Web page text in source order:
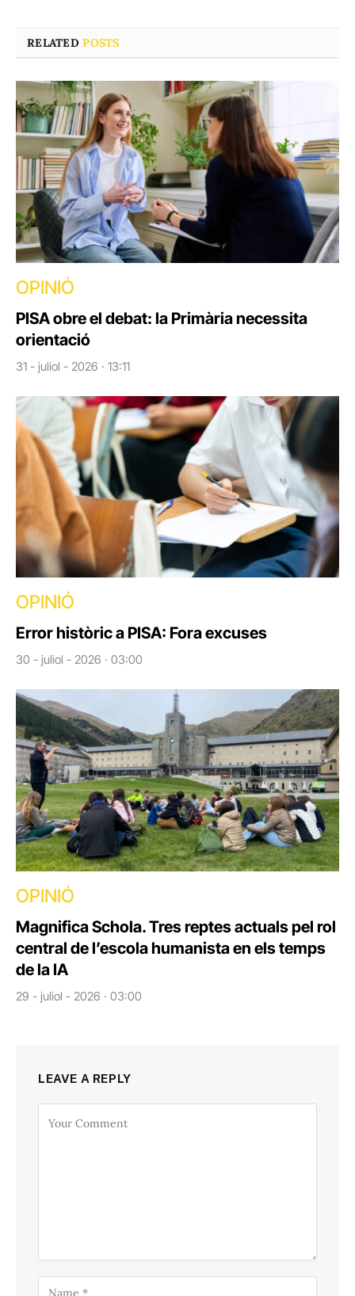
RELATEDPOSTS
OPINIÓ
PISA obre el debat: la Primària necessita
orientació
31 - juliol - 2026 · 13:11
OPINIÓ
Error històric a PISA: Fora excuses
30 - juliol - 2026 · 03:00
OPINIÓ
Magnifica Schola. Tres reptes actuals pel rol
central de l’escola humanista en els temps
de la IA
29 - juliol - 2026 · 03:00
LEAVE A REPLY